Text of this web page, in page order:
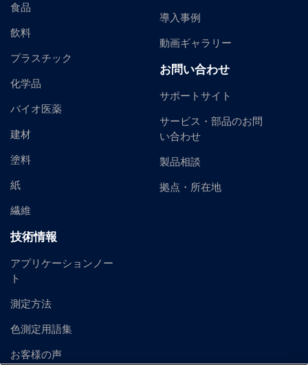
食品
飲料
プラスチック
化学品
バイオ医薬
建材
塗料
紙
繊維
技術情報
アプリケーションノー
ト
測定方法
色測定用語集
お客様の声
導入事例
動画ギャラリー
お問い合わせ
サポートサイト
サービス・部品のお問
い合わせ
製品相談
拠点・所在地